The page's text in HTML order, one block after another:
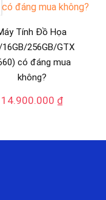
Tính Đồ Họa
256GB/GTX
có đáng mua
không?
14.900.000 ₫